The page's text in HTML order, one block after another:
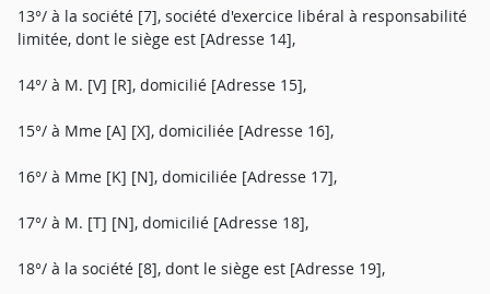
13°/ à la société [7], société d'exercice libéral à responsabilité
limitée, dont le siège est [Adresse 14],
14°/ à M. [V] [R], domicilié [Adresse 15],
15°/ à Mme [A] [X], domiciliée [Adresse 16],
16°/ à Mme [K] [N], domiciliée [Adresse 17],
17°/ à M. [T] [N], domicilié [Adresse 18],
18°/ à la société [8], dont le siège est [Adresse 19],